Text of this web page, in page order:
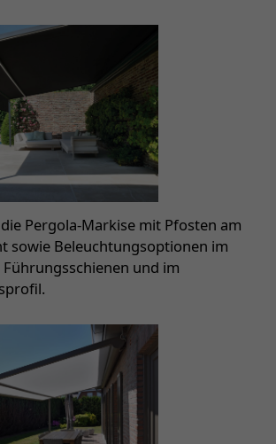
Pergola-Markise mit Pfosten am
sowie Beleuchtungsoptionen im
und im